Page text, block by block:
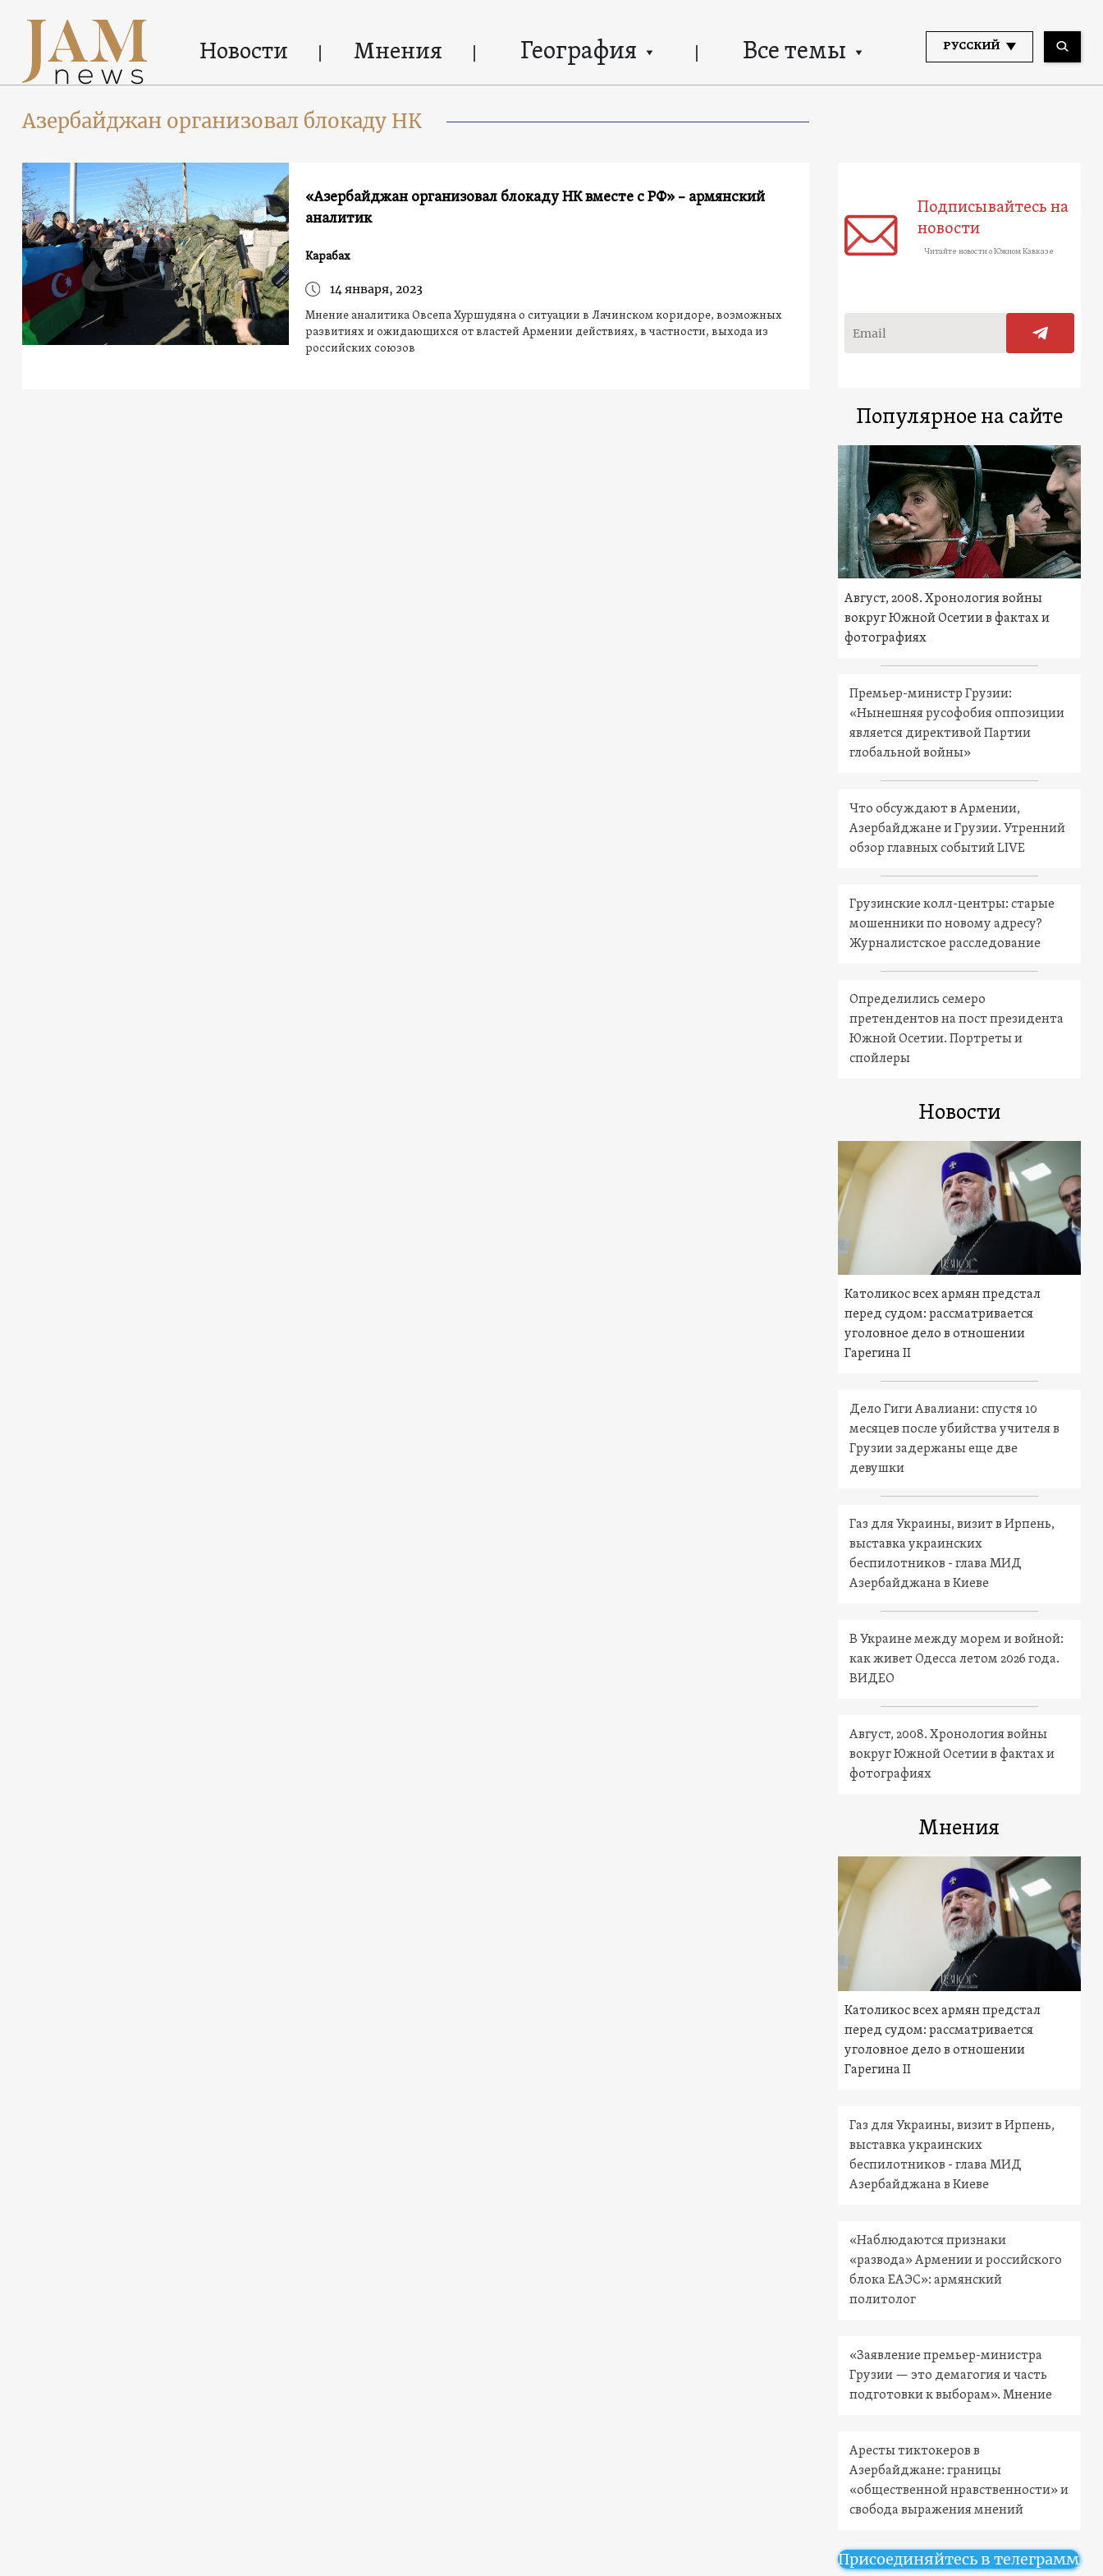
Новости Мнения География Все темы РУССКИЙ
Азербайджан организовал блокаду НК
«Азербайджан организовал блокаду НК вместе с РФ» – армянский
аналитик
Карабах
14 января, 2023
Мнение аналитика Овсепа Хуршудяна о ситуации в Лачинском коридоре, возможных
развитиях и ожидающихся от властей Армении действиях, в частности, выхода из
российских союзов
Подписывайтесь на
новости
Читайте новости о Южном Кавказе
Популярное на сайте
Август, 2008. Хронология войны
вокруг Южной Осетии в фактах и
фотографиях
Премьер-министр Грузии:
«Нынешняя русофобия оппозиции
является директивой Партии
глобальной войны»
Что обсуждают в Армении,
Азербайджане и Грузии. Утренний
обзор главных событий LIVE
Грузинские колл-центры: старые
мошенники по новому адресу?
Журналистское расследование
Определились семеро
претендентов на пост президента
Южной Осетии. Портреты и
спойлеры
Новости
Католикос всех армян предстал
перед судом: рассматривается
уголовное дело в отношении
Гарегина II
Дело Гиги Авалиани: спустя 10
месяцев после убийства учителя в
Грузии задержаны еще две
девушки
Газ для Украины, визит в Ирпень,
выставка украинских
беспилотников - глава МИД
Азербайджана в Киеве
В Украине между морем и войной:
как живет Одесса летом 2026 года.
ВИДЕО
Август, 2008. Хронология войны
вокруг Южной Осетии в фактах и
фотографиях
Мнения
Католикос всех армян предстал
перед судом: рассматривается
уголовное дело в отношении
Гарегина II
Газ для Украины, визит в Ирпень,
выставка украинских
беспилотников - глава МИД
Азербайджана в Киеве
«Наблюдаются признаки
«развода» Армении и российского
блока ЕАЭС»: армянский
политолог
«Заявление премьер-министра
Грузии — это демагогия и часть
подготовки к выборам». Мнение
Аресты тиктокеров в
Азербайджане: границы
«общественной нравственности» и
свобода выражения мнений
Присоединяйтесь в телеграмм